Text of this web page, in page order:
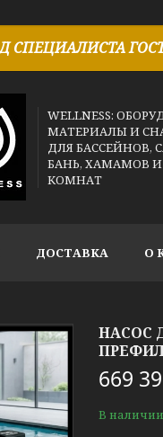
СПЕЦИАЛИСТА
WELLNESS:
МАТЕРИАЛЫ И
ДЛЯ БАССЕЙНОВ,
БАНЬ, ХАМАМОВ
КОМНАТ
ДОСТАВКА О
НАСОС
669
В наличии